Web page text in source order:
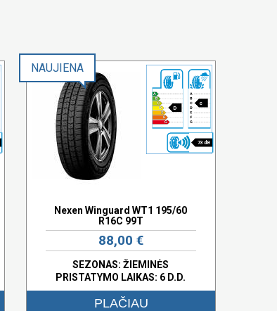
D
c
73 dB
NAUJIENA
Nexen Winguard WT1 195/60
R16C 99T
88,00 €
SEZONAS: ŽIEMINĖS
PRISTATYMO LAIKAS: 6 D.D.
PLAČIAU